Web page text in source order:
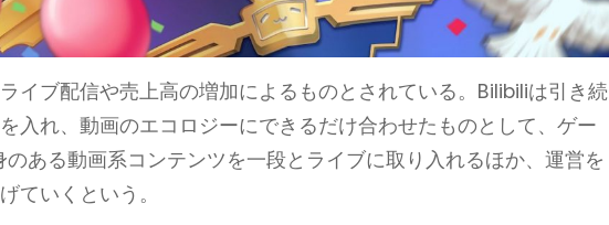
イブ配信や売上高の増加によるものとされている。Bilibiliは引き続
入れ、動画のエコロジーにできるだけ合わせたものとして、ゲー
ある動画系コンテンツを一段とライブに取り入れるほか、運営を
ていくという。